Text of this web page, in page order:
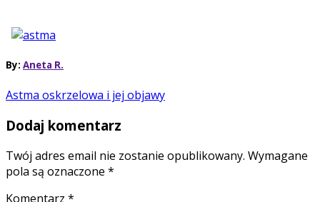
By: Aneta R.
Astma oskrzelowa i jej objawy
Dodaj komentarz
Twój adres email nie zostanie opublikowany. Wymagane
pola są oznaczone *
Komentarz *